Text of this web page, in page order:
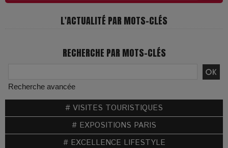
L'ACTUALITÉ PAR MOTS-CLÉS
RECHERCHE PAR MOTS-CLÉS
Recherche avancée
# VISITES TOURISTIQUES
# EXPOSITIONS PARIS
# EXCELLENCE LIFESTYLE